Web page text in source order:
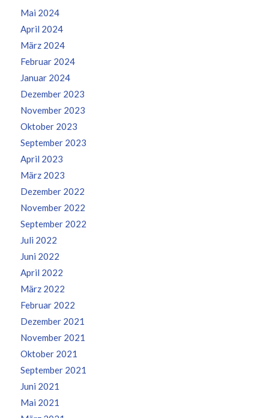
Mai 2024
April 2024
März 2024
Februar 2024
Januar 2024
Dezember 2023
November 2023
Oktober 2023
September 2023
April 2023
März 2023
Dezember 2022
November 2022
September 2022
Juli 2022
Juni 2022
April 2022
März 2022
Februar 2022
Dezember 2021
November 2021
Oktober 2021
September 2021
Juni 2021
Mai 2021